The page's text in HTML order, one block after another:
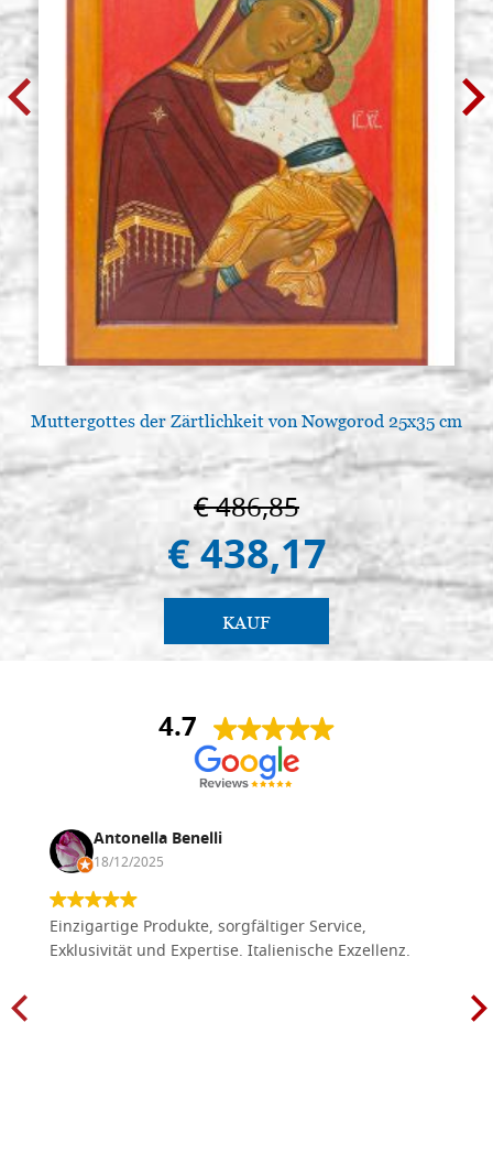
Muttergottes der Zärtlichkeit von Nowgorod 25x35 cm
€ 486,85
€ 438,17
KAUF
4.7
Antonella Benelli
18/12/2025
Einzigartige Produkte, sorgfältiger Service,
Exklusivität und Expertise. Italienische Exzellenz.